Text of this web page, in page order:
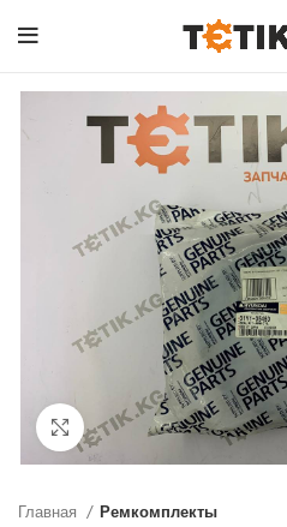
Click to enlarge
Главная Ремкомплекты